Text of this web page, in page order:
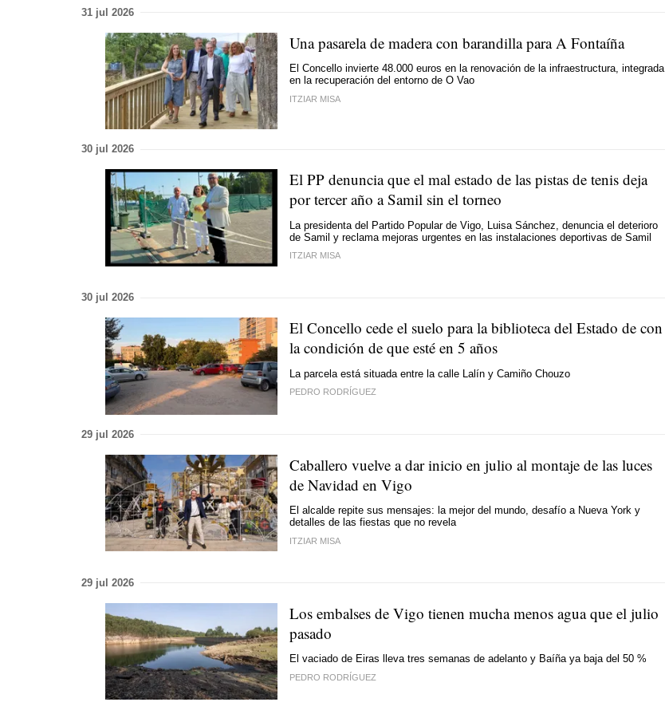
31 jul 2026
Una pasarela de madera con barandilla para A Fontaíña
El Concello invierte 48.000 euros en la renovación de la infraestructura, integrada
en la recuperación del entorno de O Vao
ITZIAR MISA
30 jul 2026
El PP denuncia que el mal estado de las pistas de tenis deja
por tercer año a Samil sin el torneo
La presidenta del Partido Popular de Vigo, Luisa Sánchez, denuncia el deterioro
de Samil y reclama mejoras urgentes en las instalaciones deportivas de Samil
ITZIAR MISA
30 jul 2026
El Concello cede el suelo para la biblioteca del Estado de con
la condición de que esté en 5 años
La parcela está situada entre la calle Lalín y Camiño Chouzo
PEDRO RODRÍGUEZ
29 jul 2026
Caballero vuelve a dar inicio en julio al montaje de las luces
de Navidad en Vigo
El alcalde repite sus mensajes: la mejor del mundo, desafío a Nueva York y
detalles de las fiestas que no revela
ITZIAR MISA
29 jul 2026
Los embalses de Vigo tienen mucha menos agua que el julio
pasado
El vaciado de Eiras lleva tres semanas de adelanto y Baíña ya baja del 50 %
PEDRO RODRÍGUEZ